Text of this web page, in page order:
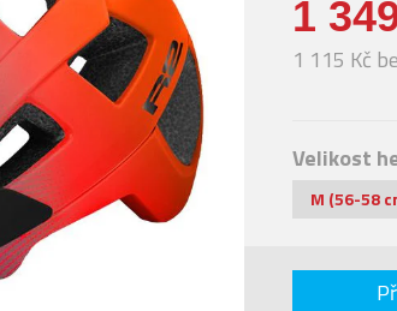
1
1 115 Kč
Velikost
M (56-58